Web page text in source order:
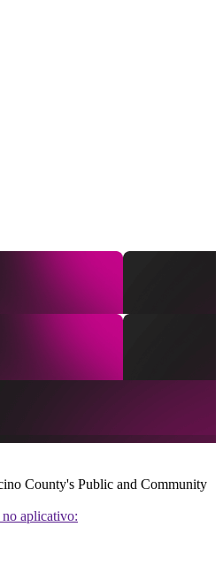
County's Public and Community
no aplicativo: